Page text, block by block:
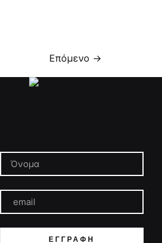
Επόμενο →
ΕΓΓΡΑΦΉ